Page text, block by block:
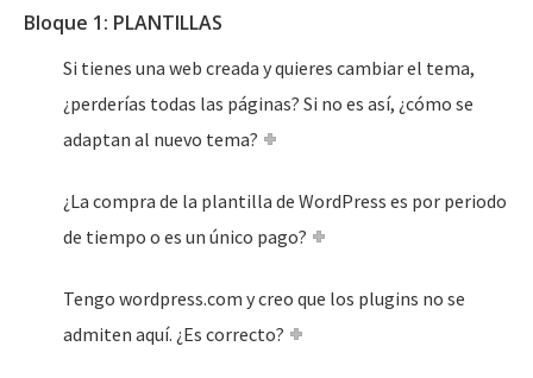
Bloque 1: PLANTILLAS
Si tienes una web creada y quieres cambiar el tema,
¿perderías todas las páginas? Si no es así, ¿cómo se
adaptan al nuevo tema?
¿La compra de la plantilla de WordPress es por periodo
de tiempo o es un único pago?
Tengo wordpress.com y creo que los plugins no se
admiten aquí. ¿Es correcto?